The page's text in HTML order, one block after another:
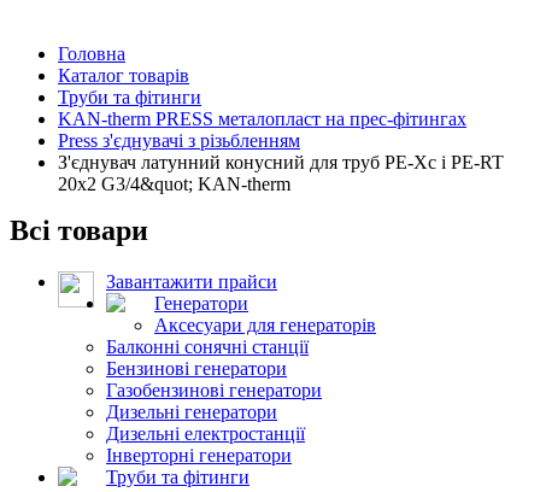
Головна
Каталог товарів
Труби та фітинги
KAN-therm PRESS металопласт на прес-фітингах
Press з'єднувачі з різьбленням
З'єднувач латунний конусний для труб PE-Xc і PE-RT
20x2 G3/4&quot; KAN-therm
Всі товари
Завантажити прайси
Генератори
Аксесуари для генераторів
Балконні сонячні станції
Бензинові генератори
Газобензинові генератори
Дизельні генератори
Дизельні електростанції
Інверторні генератори
Труби та фітинги